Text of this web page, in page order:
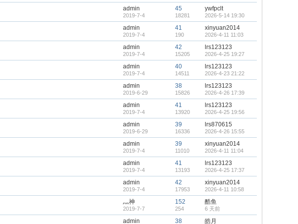
admin
2019-7-4
45
18281
ywfpclt
2026-5-14 19:30
admin
2019-7-4
41
190
xinyuan2014
2026-4-11 11:03
admin
2019-7-4
42
15205
lrs123123
2026-4-25 19:27
admin
2019-7-4
40
14511
lrs123123
2026-4-23 21:22
admin
2019-6-29
38
15826
lrs123123
2026-4-26 17:39
admin
2019-7-4
41
13920
lrs123123
2026-4-25 19:56
admin
2019-6-29
39
16336
lrs870615
2026-4-26 15:55
admin
2019-7-4
39
11010
xinyuan2014
2026-4-11 11:04
admin
2019-7-4
41
13193
lrs123123
2026-4-25 17:37
admin
2019-7-4
42
17953
xinyuan2014
2026-4-11 10:58
灬神
2019-7-7
152
254
酷鱼
6 天前
admin 38 皓月